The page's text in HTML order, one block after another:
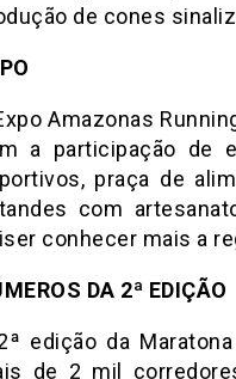
de cones
Amazonas
a participação de
praça de
com
conhecer mais a
DA 2ª EDIÇÃO
edição da
de 2 mil